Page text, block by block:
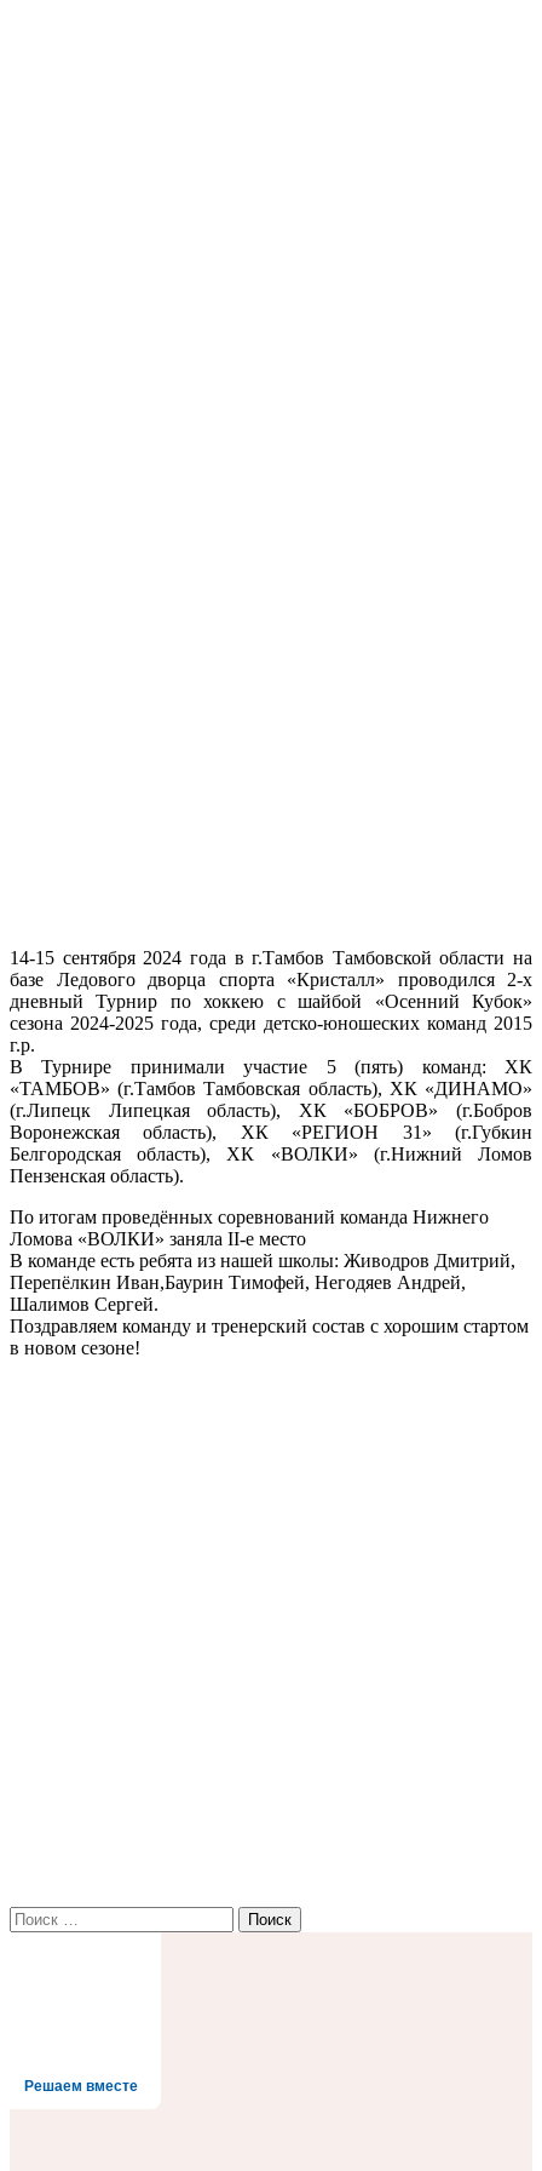
14-15 сентября 2024 года в г.Тамбов Тамбовской области на
базе Ледового дворца спорта «Кристалл» проводился 2-х
дневный Турнир по хоккею с шайбой «Осенний Кубок»
сезона 2024-2025 года, среди детско-юношеских команд 2015
г.р.
В Турнире принимали участие 5 (пять) команд: ХК
«ТАМБОВ» (г.Тамбов Тамбовская область), ХК «ДИНАМО»
(г.Липецк Липецкая область), ХК «БОБРОВ» (г.Бобров
Воронежская область), ХК «РЕГИОН 31» (г.Губкин
Белгородская область), ХК «ВОЛКИ» (г.Нижний Ломов
Пензенская область).
По итогам проведённых соревнований команда Нижнего
Ломова «ВОЛКИ» заняла II-е место
В команде есть ребята из нашей школы: Живодров Дмитрий,
Перепёлкин Иван,Баурин Тимофей, Негодяев Андрей,
Шалимов Сергей.
Поздравляем команду и тренерский состав с хорошим стартом
в новом сезоне!
Найти:
Решаем вместе